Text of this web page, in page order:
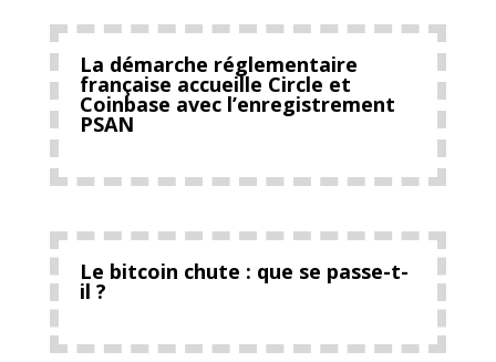
La démarche réglementaire
française accueille Circle et
Coinbase avec l’enregistrement
PSAN
Le bitcoin chute : que se passe-t-
il ?